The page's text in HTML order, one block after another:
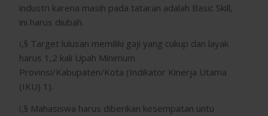
industri karena masih pada tataran adalah Basic Skill,
ini harus diubah.
ï‚§ Target lulusan memiliki gaji yang cukup dan layak
harus 1,2 kali Upah Minimum
Provinsi/Kabupaten/Kota (Indikator Kinerja Utama
(IKU) 1).
ï‚§ Mahasiswa harus diberikan kesempatan untu